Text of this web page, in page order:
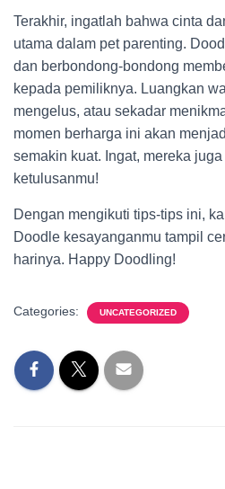
Terakhir, ingatlah bahwa cinta
utama dalam pet parenting.
dan berbondong-bondong
kepada pemiliknya. Luangkan
mengelus, atau sekadar
momen berharga ini akan
semakin kuat. Ingat, mereka
ketulusanmu!
Dengan mengikuti tips-tips ini,
Doodle kesayanganmu tampil
harinya. Happy Doodling!
Categories: UNCATEGORIZED